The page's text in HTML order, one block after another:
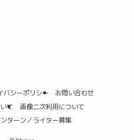
バシーポリシー
お問い合わせ
て
画像二次利用について
ターン／ライター募集